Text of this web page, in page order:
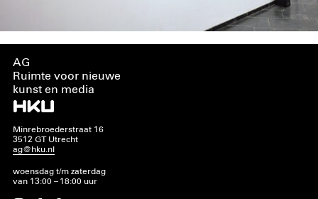
AG
Ruimte voor nieuwe
kunst en media
Minrebroederstraat 16
3512 GT Utrecht
ag@hku.nl
woensdag t/m zaterdag
van 13:00 – 18:00 uur